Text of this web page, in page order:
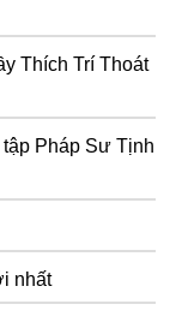
Thích Trí Thoát
Pháp Sư Tịnh
nhất